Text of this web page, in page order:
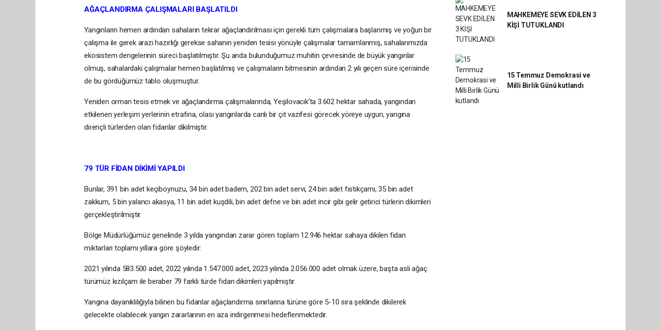
AĞAÇLANDIRMA ÇALIŞMALARI BAŞLATILDI
Yangınların hemen ardından sahaların tekrar ağaçlandırılması için gerekli tüm çalışmalara başlanmış ve yoğun bir
çalışma ile gerek arazi hazırlığı gerekse sahanın yeniden tesisi yönüyle çalışmalar tamamlanmış, sahalarımızda
ekosistem dengelerinin süreci başlatılmıştır. Şu anda bulunduğumuz muhitin çevresinde de büyük yangınlar
olmuş, sahalardaki çalışmalar hemen başlatılmış ve çalışmaların bitmesinin ardından 2 yılı geçen süre içerisinde
de bu gördüğümüz tablo oluşmuştur.
Yeniden orman tesis etmek ve ağaçlandırma çalışmalarında, Yeşilovacık’ta 3.602 hektar sahada, yangından
etkilenen yerleşim yerlerinin etrafına, olası yangınlarda canlı bir çit vazifesi görecek yöreye uygun, yangına
dirençli türlerden olan fidanlar dikilmiştir.
79 TÜR FİDAN DİKİMİ YAPILDI
Bunlar, 391 bin adet keçiboynuzu, 34 bin adet badem, 202 bin adet servi, 24 bin adet fıstıkçamı, 35 bin adet
zakkum, 5 bin yalancı akasya, 11 bin adet kuşdili, bin adet defne ve bin adet incir gibi gelir getirici türlerin dikimleri
gerçekleştirilmiştir.
Bölge Müdürlüğümüz genelinde 3 yılda yangından zarar gören toplam 12.946 hektar sahaya dikilen fidan
miktarları toplamı yıllara göre şöyledir:
2021 yılında 583.500 adet, 2022 yılında 1.547.000 adet, 2023 yılında 2.056.000 adet olmak üzere, başta asli ağaç
türümüz kızılçam ile beraber 79 farklı türde fidan dikimleri yapılmıştır.
Yangına dayanıklılığıyla bilinen bu fidanlar ağaçlandırma sınırlarına türüne göre 5-10 sıra şeklinde dikilerek
gelecekte olabilecek yangın zararlarının en aza indirgenmesi hedeflenmektedir.
MAHKEMEYE SEVK EDİLEN 3
KİŞİ TUTUKLANDI
15 Temmuz Demokrasi ve
Milli Birlik Günü kutlandı